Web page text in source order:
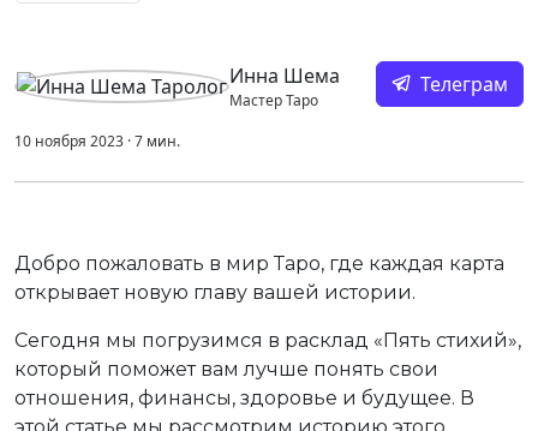
Инна Шема
Мастер Таро
Телеграм
10 ноября 2023 ·7 мин.
Добро пожаловать в мир Таро, где каждая карта
открывает новую главу вашей истории.
Сегодня мы погрузимся в расклад «Пять стихий»,
который поможет вам лучше понять свои
отношения, финансы, здоровье и будущее. В